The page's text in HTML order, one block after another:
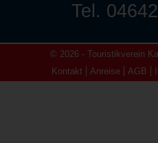
Tel.
© 2026 - Touristikverein
Kontakt
Anreise AGB